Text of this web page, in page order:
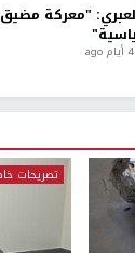
العبري: "معركة
تصريحات